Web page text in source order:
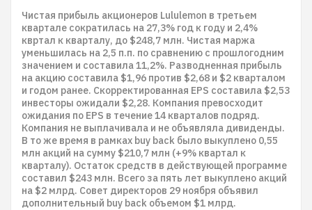
Чистая прибыль акционеров Lululemon в третьем
квартале сократилась на 27,3% год к году и 2,4%
квртал к кварталу, до $248,7 млн. Чистая маржа
уменьшилась на 2,5 п.п. по сравнению с прошлогодним
значением и составила 11,2%. Разводненная прибыль
на акцию составила $1,96 против $2,68 и $2 кварталом
и годом ранее. Скорректированная EPS составила $2,53
инвесторы ожидали $2,28. Компания превосходит
ожидания по EPS в течение 14 кварталов подряд.
Компания не выплачивала и не объявляла дивиденды.
В то же время в рамках buy back было выкуплено 0,55
млн акций на сумму $210,7 млн (+9% квартал к
кварталу). Остаток средств в действующей программе
составил $243 млн. Всего за пять лет выкуплено акций
на $2 млрд. Совет директоров 29 ноября объявил
дополнительный buy back объемом $1 млрд.